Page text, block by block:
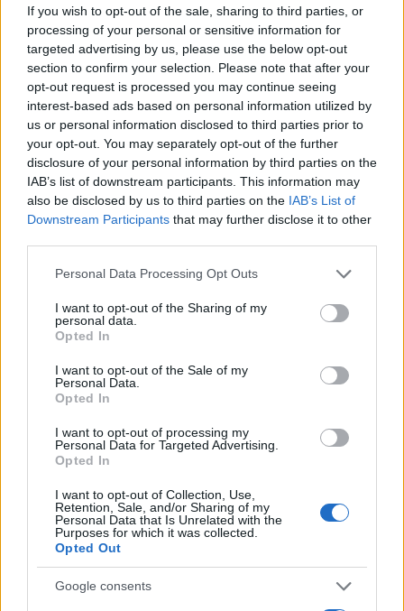
If you wish to opt-out of the sale, sharing to third parties, or
processing of your personal or sensitive information for
targeted advertising by us, please use the below opt-out
section to confirm your selection. Please note that after your
opt-out request is processed you may continue seeing
interest-based ads based on personal information utilized by
us or personal information disclosed to third parties prior to
your opt-out. You may separately opt-out of the further
disclosure of your personal information by third parties on the
IAB’s list of downstream participants. This information may
also be disclosed by us to third parties on the IAB’s List of
Downstream Participants that may further disclose it to other
Please note that this website/app uses one or more Google
not limited to your visit or usage behaviour. You may click to
grant or deny consent to Google and its third-party tags to
use your data for below specified purposes in below Google
consent section.
Personal Data Processing Opt Outs
I want to opt-out of the Sharing of my
personal data.
Opted In
I want to opt-out of the Sale of my
Personal Data.
Opted In
I want to opt-out of processing my
Personal Data for Targeted Advertising.
Opted In
I want to opt-out of Collection, Use,
Retention, Sale, and/or Sharing of my
Personal Data that Is Unrelated with the
Purposes for which it was collected.
Opted Out
Google consents
στιγμή, ενόσω τα υποκείμενα ζητήματα
παραμένουν ανεπίλυτα» και «εκφράζει την
ανησυχία του για τις δηλώσεις ορισμένων
Τούρκων αξιωματούχων που αμφισβητούν την
κυριαρχία ελληνικών νησιών».